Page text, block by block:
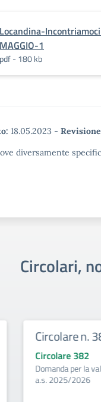
Locandina-
MAGGIO-1
pdf - 180 kb
18.05.2023 -
diversamente
Circolari,
Circolare n.
Circolare 382
Domanda per la
a.s. 2025/2026